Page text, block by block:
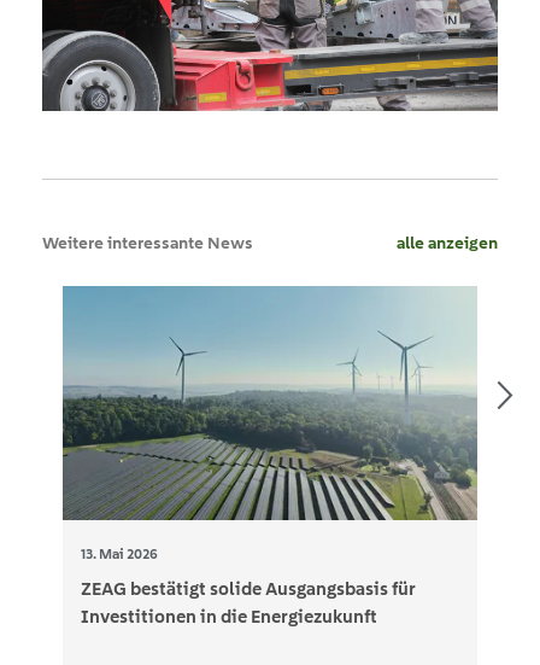
Weitere interessante News alle anzeigen
13. Mai 2026
ZEAG bestätigt solide Ausgangsbasis für
Investitionen in die Energiezukunft